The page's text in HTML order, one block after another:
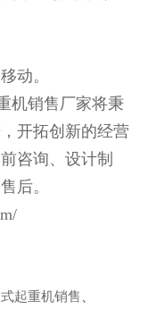
动。
机销售厂家将秉
开拓创新的经营
咨询、设计制
后。
起重机销售